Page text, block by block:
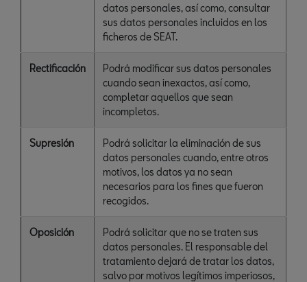
datos personales, así como, consultar
sus datos personales incluidos en los
ficheros de SEAT.
Rectificación
Podrá modificar sus datos personales
cuando sean inexactos, así como,
completar aquellos que sean
incompletos.
Supresión
Podrá solicitar la eliminación de sus
datos personales cuando, entre otros
motivos, los datos ya no sean
necesarios para los fines que fueron
recogidos.
Oposición
Podrá solicitar que no se traten sus
datos personales. El responsable del
tratamiento dejará de tratar los datos,
salvo por motivos legítimos imperiosos,